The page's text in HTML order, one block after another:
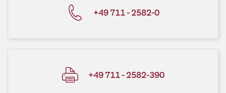
+49 711 - 2582-0
+49 711 - 2582-390